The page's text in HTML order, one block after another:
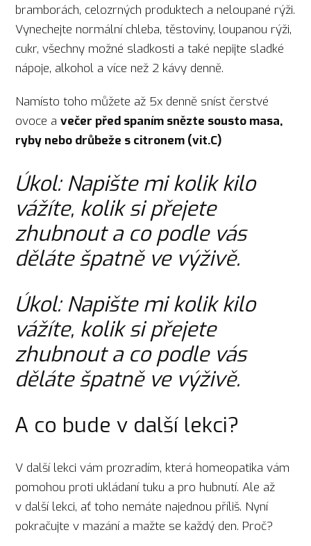
bramborách, celozrných produktech a neloupané rýži.
Vynechejte normální chleba, těstoviny, loupanou rýži,
cukr, všechny možné sladkosti a také nepijte sladké
nápoje, alkohol a více než 2 kávy denně.
Namísto toho můžete až 5x denně sníst čerstvé
ovoce avečer před spaním snězte sousto masa,
ryby nebo drůbeže s citronem (vit.C)
Úkol: Napište mi kolik kilo
vážíte, kolik si přejete
zhubnout a co podle vás
děláte špatně ve výživě.
Úkol: Napište mi kolik kilo
vážíte, kolik si přejete
zhubnout a co podle vás
děláte špatně ve výživě.
A co bude v další lekci?
V další lekci vám prozradím, která homeopatika vám
pomohou proti ukládaní tuku a pro hubnutí. Ale až
v další lekci, ať toho nemáte najednou příliš. Nyní
pokračujte v mazání a mažte se každý den. Proč?